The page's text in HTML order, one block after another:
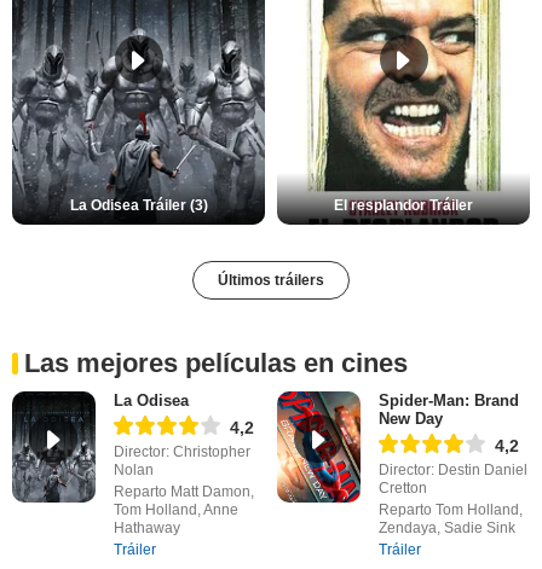
La Odisea Tráiler (3) El resplandor Tráiler
Últimos tráilers
Las mejores películas en cines
La Odisea
4,2
Director: Christopher
Nolan
Reparto Matt Damon,
Tom Holland, Anne
Hathaway
Tráiler
Spider-Man: Brand
New Day
4,2
Director: Destin Daniel
Cretton
Reparto Tom Holland,
Zendaya, Sadie Sink
Tráiler